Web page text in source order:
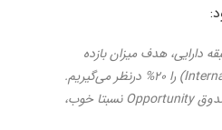
دارایی، هدف میزان بازده
داخلی (Internal Rate Return) را ۲۰% درنظر می‌گیریم.
نرخ بازده داخلی یک صندوق Opportunity نسبتا خوب،